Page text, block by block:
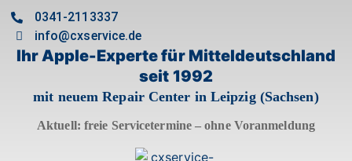
0341-2113337
info@cxservice.de
Ihr Apple-Experte für Mitteldeutschland
seit 1992
mit neuem Repair Center in Leipzig (Sachsen)
Aktuell: freie Servicetermine – ohne Voranmeldung